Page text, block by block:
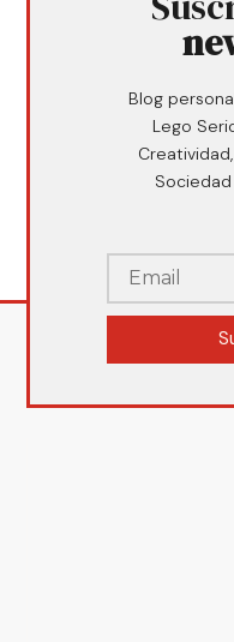
Blog
Lego